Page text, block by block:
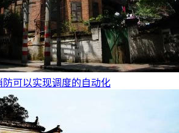
可以实现调度的自动化